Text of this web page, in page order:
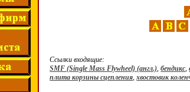
Ссылки входящие:
SMF (Single Mass Flywheel) (англ.),бендикс,
плита корзины сцепления,хвостовик